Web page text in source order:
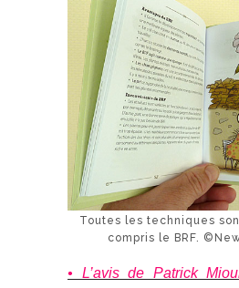
Toutes les techniques
compris le BRF.
• L’avis de Patrick